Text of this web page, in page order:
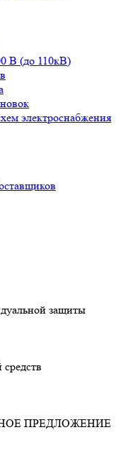
В (до 110кВ)
электроснабжения
защиты
ПРЕДЛОЖЕНИЕ